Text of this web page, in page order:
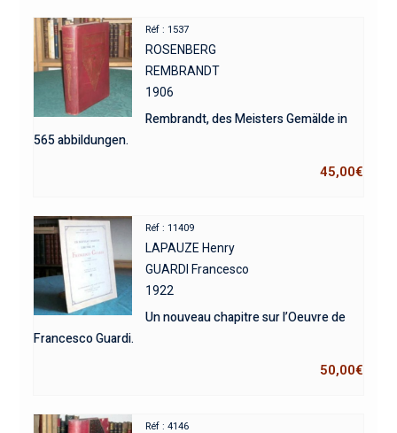
Réf : 1537
ROSENBERG
REMBRANDT
1906
Rembrandt, des Meisters Gemälde in
565 abbildungen.
45,00€
Réf : 11409
LAPAUZE Henry
GUARDI Francesco
1922
Un nouveau chapitre sur l’Oeuvre de
Francesco Guardi.
50,00€
Réf : 4146